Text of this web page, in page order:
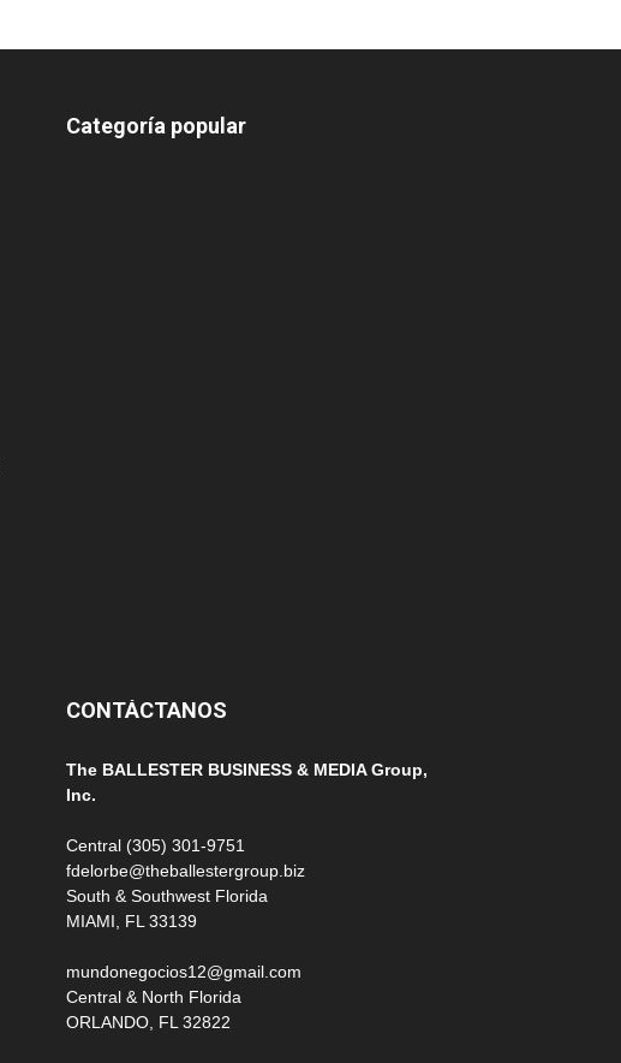
Categoría popular
CONTÁCTANOS
The BALLESTER BUSINESS & MEDIA Group,
Inc.
Central (305) 301-9751
fdelorbe@theballestergroup.biz
South & Southwest Florida
MIAMI, FL 33139
mundonegocios12@gmail.com
Central & North Florida
ORLANDO, FL 32822